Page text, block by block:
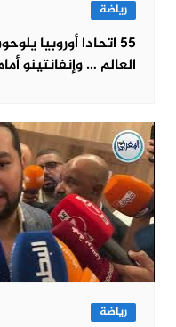
رياضة
55 اتحادا أوروبيا
العالم … وإنفانتينو
رياضة